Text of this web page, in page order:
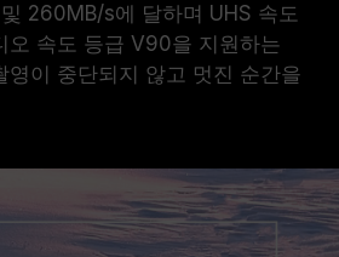
260MB/s에 달하며 UHS 속도
오 속도 등급 V90을 지원하는
영이 중단되지 않고 멋진 순간을